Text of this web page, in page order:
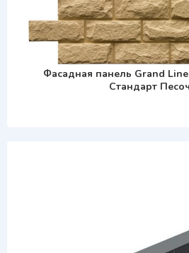
Фасадная панель Grand
Стандарт